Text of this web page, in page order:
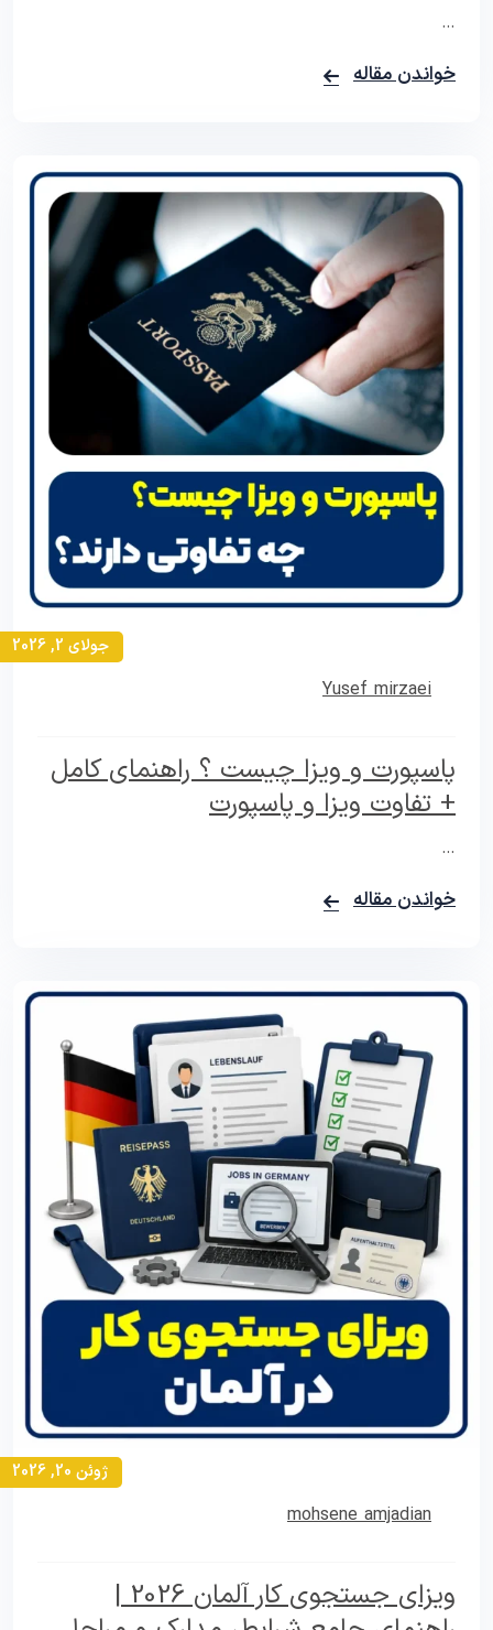
خواندن مقاله
جولای 2, 2026
Yusef mirzaei
پاسپورت و ویزا چیست ؟ راهنمای کامل
+ تفاوت ویزا و پاسپورت
خواندن مقاله
ژوئن 20, 2026
mohsene amjadian
ویزای جستجوی کار آلمان 2026 |